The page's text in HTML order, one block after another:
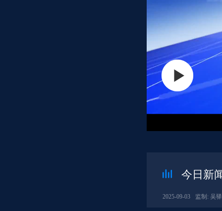
今日新
2025-09-03 监制: 吴驿